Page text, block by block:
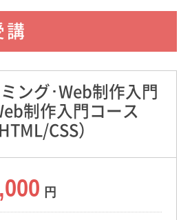
講
ミング･Web制作入門
制作入門コース
HTML/CSS）
円